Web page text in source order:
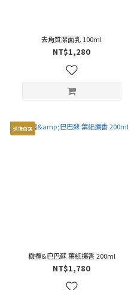
去角質潔面乳 100ml
NT$1,280
送禮首選
橄欖&巴巴蘇 葉紙擴香 200ml
NT$1,780